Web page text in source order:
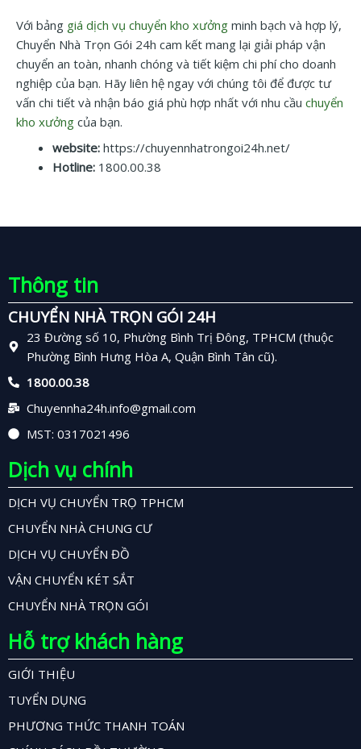
Với bảng giá dịch vụ chuyển kho xưởng minh bạch và hợp lý,
Chuyển Nhà Trọn Gói 24h cam kết mang lại giải pháp vận
chuyển an toàn, nhanh chóng và tiết kiệm chi phí cho doanh
nghiệp của bạn. Hãy liên hệ ngay với chúng tôi để được tư
vấn chi tiết và nhận báo giá phù hợp nhất với nhu cầu chuyển
kho xưởng của bạn.
website: https://chuyennhatrongoi24h.net/
Hotline: 1800.00.38
Thông tin
CHUYỂN NHÀ TRỌN GÓI 24H
23 Đường số 10, Phường Bình Trị Đông, TPHCM (thuộc
Phường Bình Hưng Hòa A, Quận Bình Tân cũ).
1800.00.38
Chuyennha24h.info@gmail.com
MST: 0317021496
Dịch vụ chính
DỊCH VỤ CHUYỂN TRỌ TPHCM
CHUYỂN NHÀ CHUNG CƯ
DỊCH VỤ CHUYỂN ĐỒ
VẬN CHUYỂN KÉT SẮT
CHUYỂN NHÀ TRỌN GÓI
Hỗ trợ khách hàng
GIỚI THIỆU
TUYỂN DỤNG
PHƯƠNG THỨC THANH TOÁN